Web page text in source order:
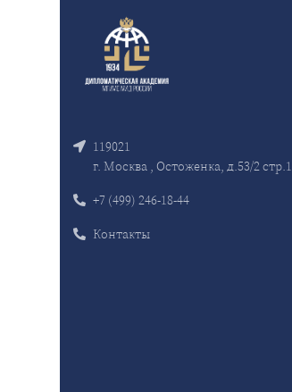
119021
г. Москва , Остоженка, д.53/2 стр.1
+7 (499) 246-18-44
Контакты